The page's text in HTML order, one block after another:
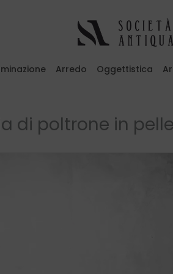
Arredo Oggettistica
di poltrone in